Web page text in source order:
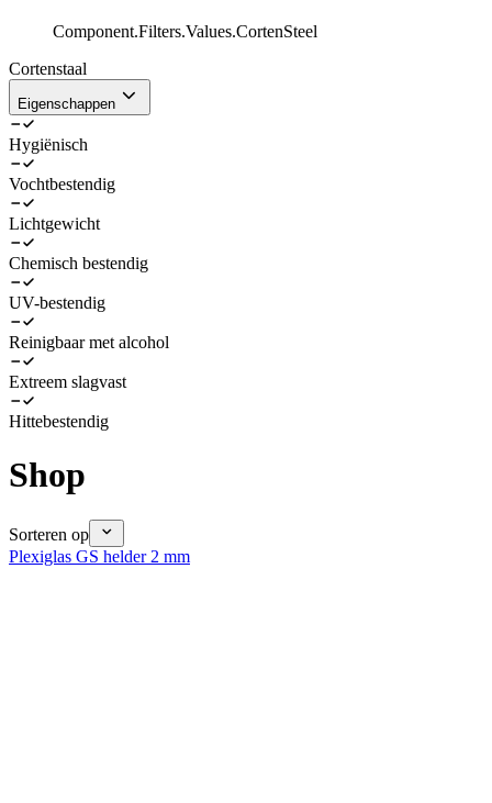
Component.Filters.Values.CortenSteel
Cortenstaal
Eigenschappen
Hygiënisch
Vochtbestendig
Lichtgewicht
Chemisch bestendig
UV-bestendig
Reinigbaar met alcohol
Extreem slagvast
Hittebestendig
Shop
Sorteren op
Plexiglas GS helder 2 mm